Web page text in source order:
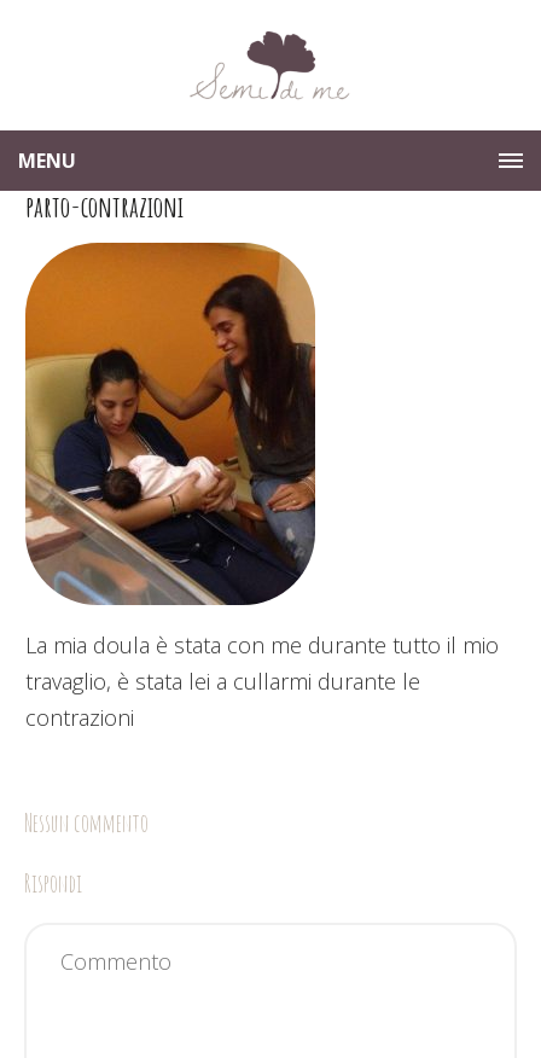
MENU
parto-contrazioni
La mia doula è stata con me durante tutto il mio
travaglio, è stata lei a cullarmi durante le
contrazioni
Nessun commento
Rispondi